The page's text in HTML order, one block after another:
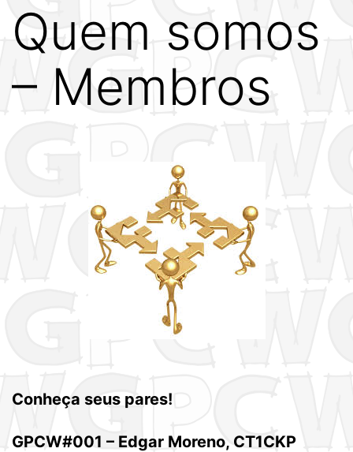
Quem somos
– Membros
Conheça seus pares!
GPCW#001 – Edgar Moreno, CT1CKP